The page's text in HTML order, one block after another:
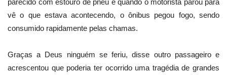
parecido com estouro de pneu e quando o motorista parou para
vê o que estava acontecendo, o ônibus pegou fogo, sendo
consumido rapidamente pelas chamas.
Graças a Deus ninguém se feriu, disse outro passageiro e
acrescentou que poderia ter ocorrido uma tragédia de grandes